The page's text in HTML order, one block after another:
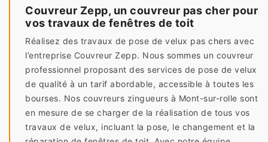
Couvreur Zepp, un couvreur pas cher pour
vos travaux de fenêtres de toit
Réalisez des travaux de pose de velux pas chers avec
l’entreprise Couvreur Zepp. Nous sommes un couvreur
professionnel proposant des services de pose de velux
de qualité à un tarif abordable, accessible à toutes les
bourses. Nos couvreurs zingueurs à Mont-sur-rolle sont
en mesure de se charger de la réalisation de tous vos
travaux de velux, incluant la pose, le changement et la